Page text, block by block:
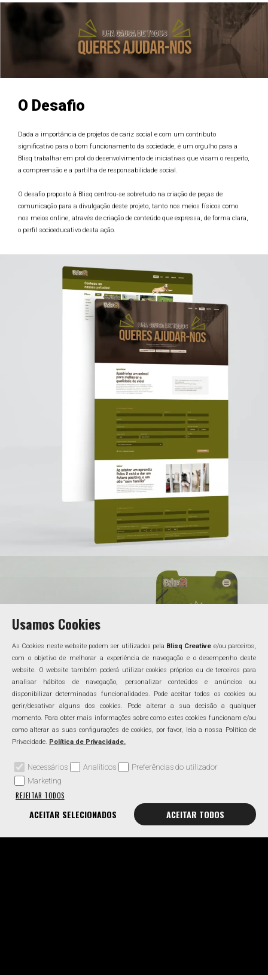
O Desafio
Dada a importância de projetos de cariz social e com um contributo
significativo para o bom funcionamento da sociedade, é um orgulho para a
Blisq trabalhar em prol do desenvolvimento de iniciativas que visam o respeito,
a compreensão e a partilha de responsabilidade social.
O desafio proposto à Blisq centrou-se sobretudo na criação de peças de
comunicação para a divulgação deste projeto, tanto nos meios físicos como
nos meios online, através de criação de conteúdo que expressa, de forma clara,
o perfil socioeducativo desta ação.
Usamos Cookies
As Cookies neste website podem ser utilizados pela Blisq Creative e/ou parceiros,
com o objetivo de melhorar a experiência de navegação e o desempenho deste
website. O website também poderá utilizar cookies próprios ou de terceiros para
analisar hábitos de navegação, personalizar conteúdos e anúncios ou
disponibilizar determinadas funcionalidades. Pode aceitar todos os cookies ou
gerir/desativar alguns dos cookies. Pode alterar a sua decisão a qualquer
momento. Para obter mais informações sobre como estes cookies funcionam e/ou
como alterar as suas configurações de cookies, por favor, leia a nossa Política de
Privacidade. Política de Privacidade.
Necessários Analíticos
Preferências do utilizador
Marketing
REJEITAR TODOS
ACEITAR SELECIONADOS ACEITAR TODOS